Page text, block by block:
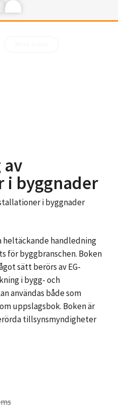
av
i byggnader
handledning
för byggbranschen. Boken
sätt berörs av EG-
i bygg- och
användas både som
uppslagsbok. Boken är
tillsynsmyndigheter